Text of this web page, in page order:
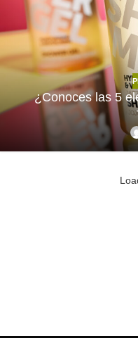
¿Conoces las 5